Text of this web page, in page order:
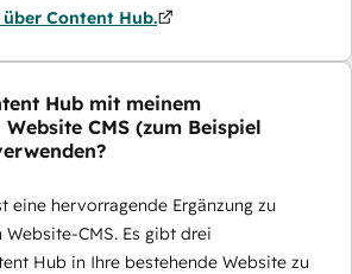
Content Hub.
Hub mit meinem
CMS (zum Beispiel
eine hervorragende Ergänzung zu
CMS. Es gibt drei
Hub in Ihre bestehende Website zu